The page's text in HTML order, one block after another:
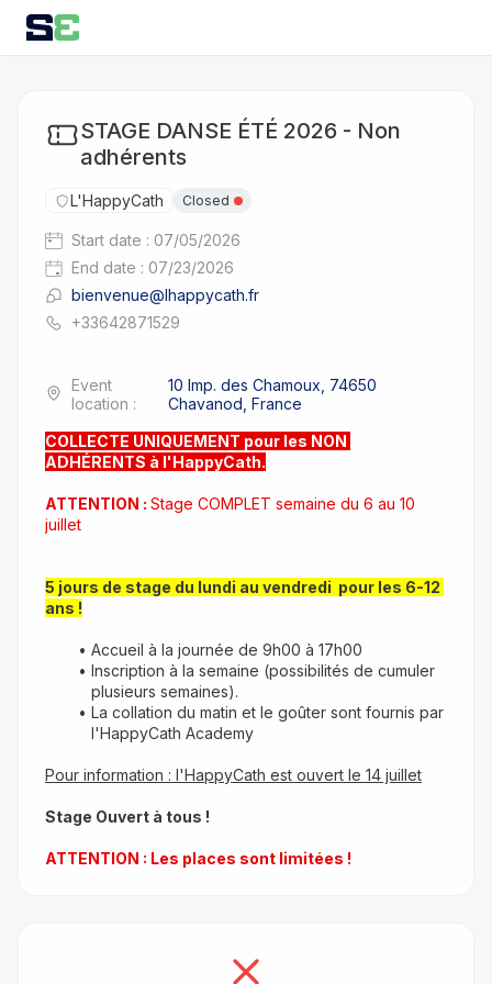
STAGE DANSE ÉTÉ 2026 - Non
adhérents
L'HappyCath Closed
Start date : 07/05/2026
End date : 07/23/2026
bienvenue@lhappycath.fr
+33642871529
Event
location :
10 Imp. des Chamoux, 74650
Chavanod, France
COLLECTE UNIQUEMENT pour les NON
ADHÉRENTS à l'HappyCath.
ATTENTION : Stage COMPLET semaine du 6 au 10
juillet
5 jours de stage du lundi au vendredi  pour les 6-12
ans !
Accueil à la journée de 9h00 à 17h00
Inscription à la semaine (possibilités de cumuler
plusieurs semaines).
La collation du matin et le goûter sont fournis par
l'HappyCath Academy
Pour information : l'HappyCath est ouvert le 14 juillet
Stage Ouvert à tous !
ATTENTION : Les places sont limitées !